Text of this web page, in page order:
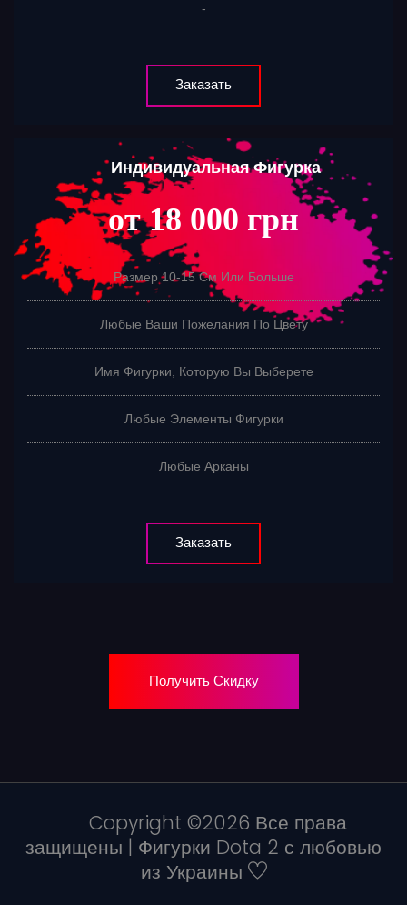
-
Заказать
Индивидуальная Фигурка
от 18 000 грн
Размер 10-15 См Или Больше
Любые Ваши Пожелания По Цвету
Имя Фигурки, Которую Вы Выберете
Любые Элементы Фигурки
Любые Арканы
Заказать
Получить Скидку
Copyright ©2026 Все права
защищены | Фигурки Dota 2 с любовью
из Украины